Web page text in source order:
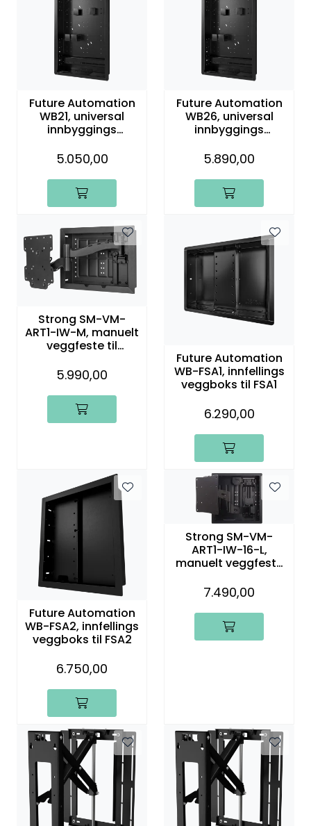
Future Automation
WB21, universal
innbyggings
veggfeste
5.050,00
Future Automation
WB26, universal
innbyggings
veggfeste
5.890,00
Strong SM-VM-
ART1-IW-M, manuelt
veggfeste til
5.990,00
Future Automation
WB-FSA1, innfellings
veggboks til FSA1
6.290,00
Future Automation
WB-FSA2, innfellings
veggboks til FSA2
6.750,00
Strong SM-VM-
ART1-IW-16-L,
manuelt veggfeste
7.490,00
Nettverk